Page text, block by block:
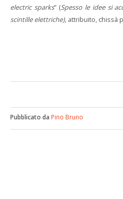
electric sparks” (Spesso le idee si
scintille elettriche), attribuito, chissà
Pubblicato da Pino Bruno